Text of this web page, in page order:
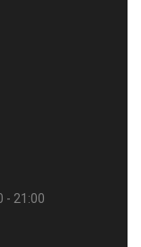
- 21:00